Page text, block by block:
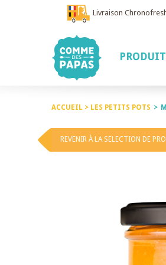
Livraison
ACCUEIL > LES PETITS POTS >
REVENIR À LA SELECTION DE